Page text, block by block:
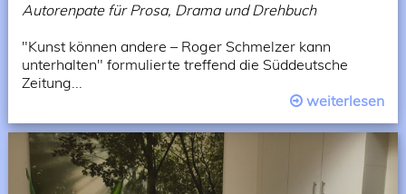
Autorenpate für Prosa, Drama und Drehbuch
"Kunst können andere – Roger Schmelzer kann
unterhalten" formulierte treffend die Süddeutsche
Zeitung...
weiterlesen